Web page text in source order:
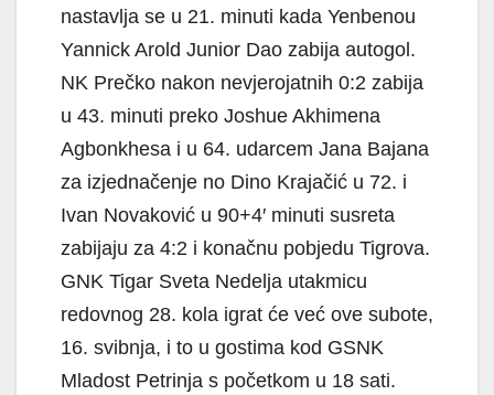
nastavlja se u 21. minuti kada Yenbenou
Yannick Arold Junior Dao zabija autogol.
NK Prečko nakon nevjerojatnih 0:2 zabija
u 43. minuti preko Joshue Akhimena
Agbonkhesa i u 64. udarcem Jana Bajana
za izjednačenje no Dino Krajačić u 72. i
Ivan Novaković u 90+4′ minuti susreta
zabijaju za 4:2 i konačnu pobjedu Tigrova.
GNK Tigar Sveta Nedelja utakmicu
redovnog 28. kola igrat će već ove subote,
16. svibnja, i to u gostima kod GSNK
Mladost Petrinja s početkom u 18 sati.